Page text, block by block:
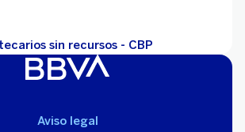
sin recursos - CBP
Aviso legal